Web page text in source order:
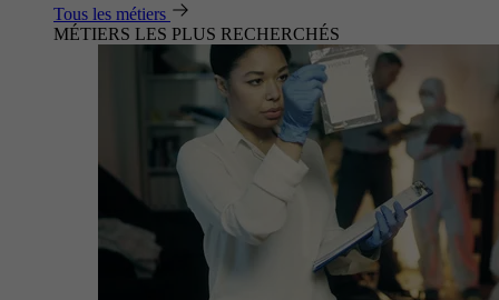
Tous les métiers
MÉTIERS LES PLUS RECHERCHÉS